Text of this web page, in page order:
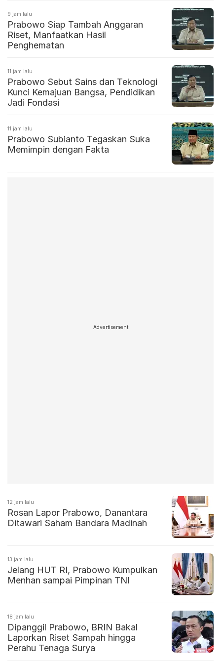
9 jam lalu
Prabowo Siap Tambah Anggaran
Riset, Manfaatkan Hasil
Penghematan
11 jam lalu
Prabowo Sebut Sains dan Teknologi
Kunci Kemajuan Bangsa, Pendidikan
Jadi Fondasi
11 jam lalu
Prabowo Subianto Tegaskan Suka
Memimpin dengan Fakta
Advertisement
12 jam lalu
Rosan Lapor Prabowo, Danantara
Ditawari Saham Bandara Madinah
13 jam lalu
Jelang HUT RI, Prabowo Kumpulkan
Menhan sampai Pimpinan TNI
18 jam lalu
Dipanggil Prabowo, BRIN Bakal
Laporkan Riset Sampah hingga
Perahu Tenaga Surya